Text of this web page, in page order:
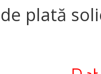
plată